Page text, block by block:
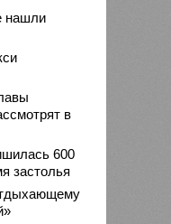
нашли
в
600
застолья